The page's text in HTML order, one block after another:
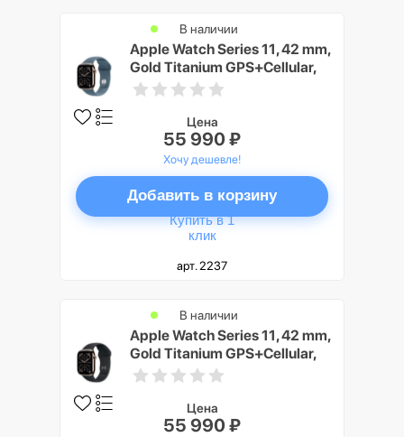
Apple Watch Series 11, 42 mm,
Gold Titanium GPS+Cellular,
Anchor blue Sport Band S/M
В наличии
Цена
55 990 ₽
Хочу дешевле!
Добавить в корзину
Купить в 1
клик
арт. 2237
Apple Watch Series 11, 42 mm,
Gold Titanium GPS+Cellular,
Black Sport Band M/L
В наличии
Цена
55 990 ₽